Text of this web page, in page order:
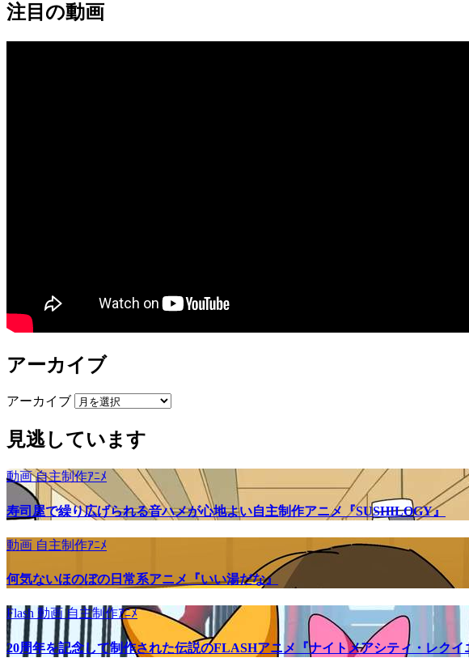
注目の動画
アーカイブ
アーカイブ
見逃しています
動画自主制作ｱﾆﾒ
寿司屋で繰り広げられる音ハメが心地よい自主制作アニメ『SUSHILOGY』
動画 自主制作ｱﾆﾒ
何気ないほのぼの日常系アニメ『いい湯だな』
Flash 動画自主制作ｱﾆﾒ
20周年を記念して制作された伝説のFLASHアニメ『ナイトメアシティ・レクイ